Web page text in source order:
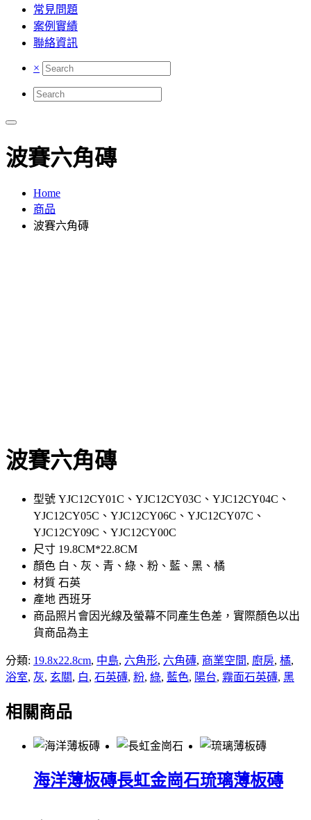
常見問題
案例實績
聯絡資訊
×
波賽六角磚
Home
商品
波賽六角磚
波賽六角磚
型號 YJC12CY01C、YJC12CY03C、YJC12CY04C、
YJC12CY05C、YJC12CY06C、YJC12CY07C、
YJC12CY09C、YJC12CY00C
尺寸 19.8CM*22.8CM
顏色 白、灰、青、綠、粉、藍、黑、橘
材質 石英
產地 西班牙
商品照片會因光線及螢幕不同產生色差，實際顏色以出
貨商品為主
分類: 19.8x22.8cm, 中島, 六角形, 六角磚, 商業空間, 廚房, 橘,
浴室, 灰, 玄關, 白, 石英磚, 粉, 綠, 藍色, 陽台, 霧面石英磚, 黑
相關商品
海洋薄板磚長虹金崗石琉璃薄板磚